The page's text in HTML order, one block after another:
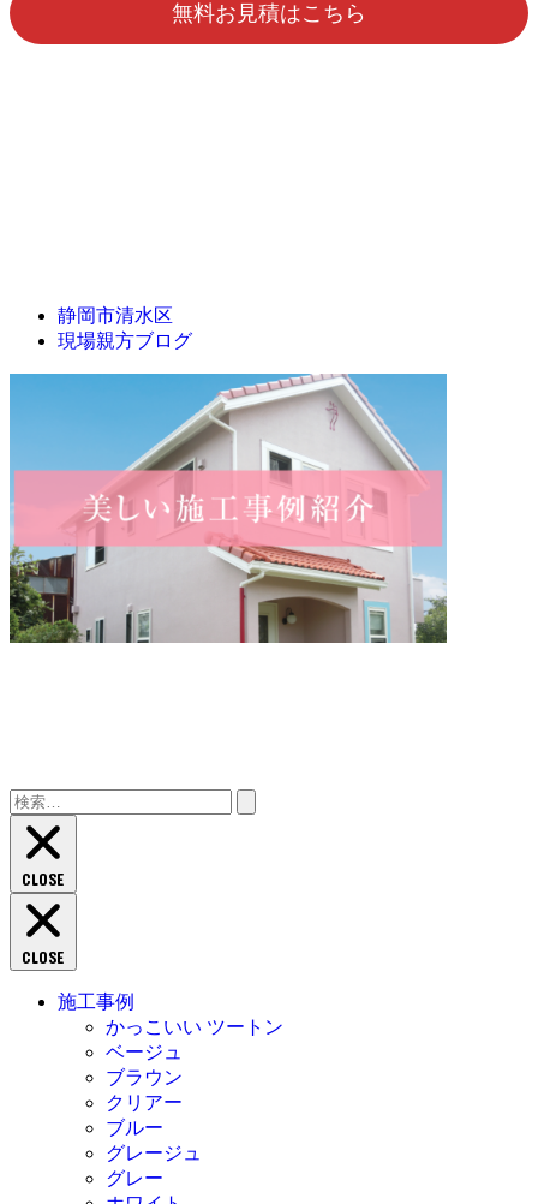
無料お見積はこちら
静岡市清水区
現場親方ブログ
検
索:
CLOSE
CLOSE
施工事例
かっこいい ツートン
ベージュ
ブラウン
クリアー
ブルー
グレージュ
グレー